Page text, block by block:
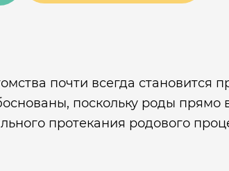
почти всегда
поскольку роды прямо
протекания родового